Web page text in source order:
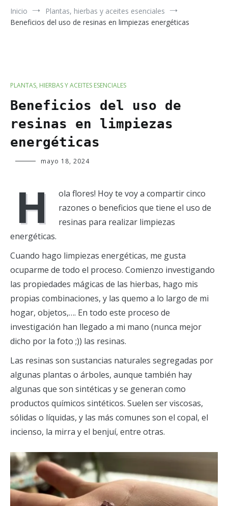
Inicio
Plantas, hierbas y aceites esenciales
Beneficios del uso de resinas en limpiezas energéticas
PLANTAS, HIERBAS Y ACEITES ESENCIALES
Beneficios del uso de
resinas en limpiezas
energéticas
Verde
mayo 18, 2024
H
ola flores! Hoy te voy a compartir cinco
razones o beneficios que tiene el uso de
resinas para realizar limpiezas
energéticas.
Cuando hago limpiezas energéticas, me gusta
ocuparme de todo el proceso. Comienzo investigando
las propiedades mágicas de las hierbas, hago mis
propias combinaciones, y las quemo a lo largo de mi
hogar, objetos,…. En todo este proceso de
investigación han llegado a mi mano (nunca mejor
dicho por la foto ;)) las resinas.
Las resinas son sustancias naturales segregadas por
algunas plantas o árboles, aunque también hay
algunas que son sintéticas y se generan como
productos químicos sintéticos. Suelen ser viscosas,
sólidas o líquidas, y las más comunes son el copal, el
incienso, la mirra y el benjuí, entre otras.